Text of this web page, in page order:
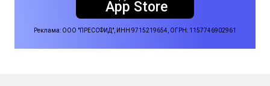
App Store
Реклама: ООО "ПРЕССФИД", ИНН 9715219654, ОГРН: 1157746902961